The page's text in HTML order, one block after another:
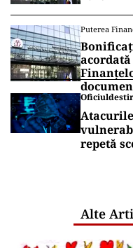
Puterea
repetă
Alte